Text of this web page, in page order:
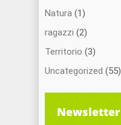
Natura (1)
ragazzi (2)
Territorio (3)
Uncategorized (55)
Newsletter